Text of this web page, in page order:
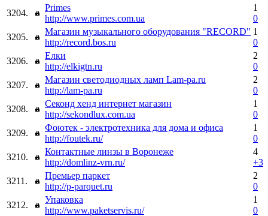
3204.
Primes
http://www.primes.com.ua
1
0
3205.
Магазин музыкального оборудования "RECORD"
http://record.bos.ru
1
0
3206.
Елки
http://elkigtn.ru
2
0
3207.
Магазин светодиодных ламп Lam-pa.ru
http://lam-pa.ru
2
0
3208.
Секонд хенд интернет магазин
http://sekondlux.com.ua
1
0
3209.
Фоютек - электротехника для дома и офиса
http://foutek.ru/
1
0
3210.
Контактные линзы в Воронеже
http://domlinz-vrn.ru/
4
+3
3211.
Премьер паркет
http://p-parquet.ru
2
0
3212.
Упаковка
http://www.paketservis.ru/
1
0